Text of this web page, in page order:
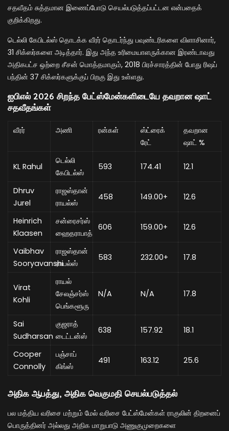
சதவீதம் சுத்தமான இணைப்போடு செயல்படுத்தப்பட்டன என்பதைக்
குறிக்கிறது.
டெல்லி கேபிடல்ஸ் தொடக்க வீரர் தொடர்ந்து பவுண்டரிகளை விளாசினார்,
31 சிக்ஸர்களை அடித்தார். இது அந்த உரிமையாளருக்கான இரண்டாவது
அதிகபட்ச ஒற்றை சீசன் மொத்தமாகும், 2018 பிரச்சாரத்தின் போது ரிஷப்
பந்தின் 37 சிக்ஸர்களுக்குப் பிறகு இது உள்ளது.
ஐபிஎல் 2026 சிறந்த பேட்ஸ்மேன்களிடையே தவறான ஷாட்
சதவீதங்கள்
வீரர் அணி ரன்கள்
ஸ்ட்ரைக்
ரேட்
தவறான
ஷாட் %
KL Rahul
டெல்லி
கேபிடல்ஸ்
593 174.41 12.1
Dhruv
Jurel
ராஜஸ்தான்
ராயல்ஸ்
458 149.00+ 12.6
Heinrich
Klaasen
சன்ரைசர்ஸ்
ஹைதராபாத்
606 159.00+ 12.6
Vaibhav
Sooryavanshi
ராஜஸ்தான்
ராயல்ஸ்
583 232.00+ 17.8
Virat
Kohli
ராயல்
சேலஞ்சர்ஸ்
பெங்களூரு
N/A N/A 17.8
Sai
Sudharsan
குஜராத்
டைட்டன்ஸ்
638 157.92 18.1
Cooper
Connolly
பஞ்சாப்
கிங்ஸ்
491 163.12 25.6
அதிக ஆபத்து, அதிக வெகுமதி செயல்படுத்தல்
பல மத்திய வரிசை மற்றும் மேல் வரிசை பேட்ஸ்மேன்கள் ராகுலின் திறனைப்
பொருத்தினர் அல்லது அதிக மாறுபாடு அணுகுமுறைகளை